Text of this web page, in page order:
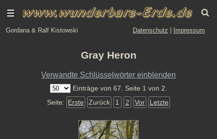
Gordana & Ralf Kistowski Datenschutz Impressum
Gray Heron
Verwandte Schlüsselwörter einblenden
Einträge von 67. Seite 1 von 2.
Seite: Erste Zurück 1 2 Vor Letzte